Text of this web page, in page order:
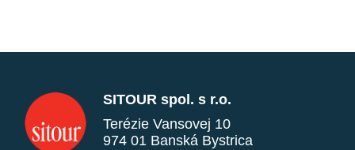
SITOUR spol. s r.o.
Terézie Vansovej 10
974 01 Banská Bystrica